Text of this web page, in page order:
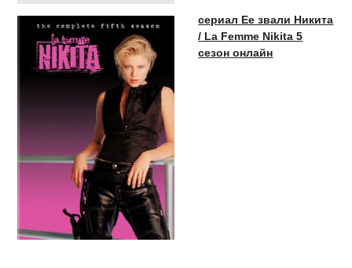
сериал Ее звали Никита
/ La Femme Nikita 5
сезон онлайн